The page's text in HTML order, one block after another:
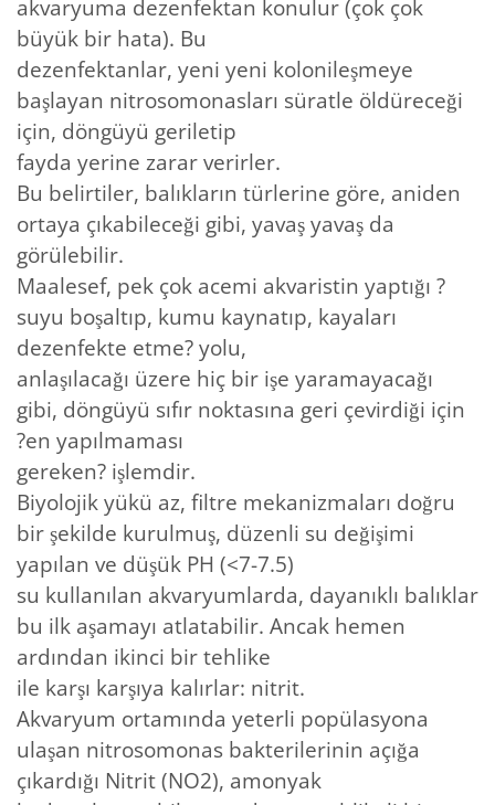
akvaryuma dezenfektan konulur (çok çok
büyük bir hata). Bu
dezenfektanlar, yeni yeni kolonileşmeye
başlayan nitrosomonasları süratle öldüreceği
için, döngüyü geriletip
fayda yerine zarar verirler.
Bu belirtiler, balıkların türlerine göre, aniden
ortaya çıkabileceği gibi, yavaş yavaş da
görülebilir.
Maalesef, pek çok acemi akvaristin yaptığı ?
suyu boşaltıp, kumu kaynatıp, kayaları
dezenfekte etme? yolu,
anlaşılacağı üzere hiç bir işe yaramayacağı
gibi, döngüyü sıfır noktasına geri çevirdiği için
?en yapılmaması
gereken? işlemdir.
Biyolojik yükü az, filtre mekanizmaları doğru
bir şekilde kurulmuş, düzenli su değişimi
yapılan ve düşük PH (<7-7.5)
su kullanılan akvaryumlarda, dayanıklı balıklar
bu ilk aşamayı atlatabilir. Ancak hemen
ardından ikinci bir tehlike
ile karşı karşıya kalırlar: nitrit.
Akvaryum ortamında yeterli popülasyona
ulaşan nitrosomonas bakterilerinin açığa
çıkardığı Nitrit (NO2), amonyak